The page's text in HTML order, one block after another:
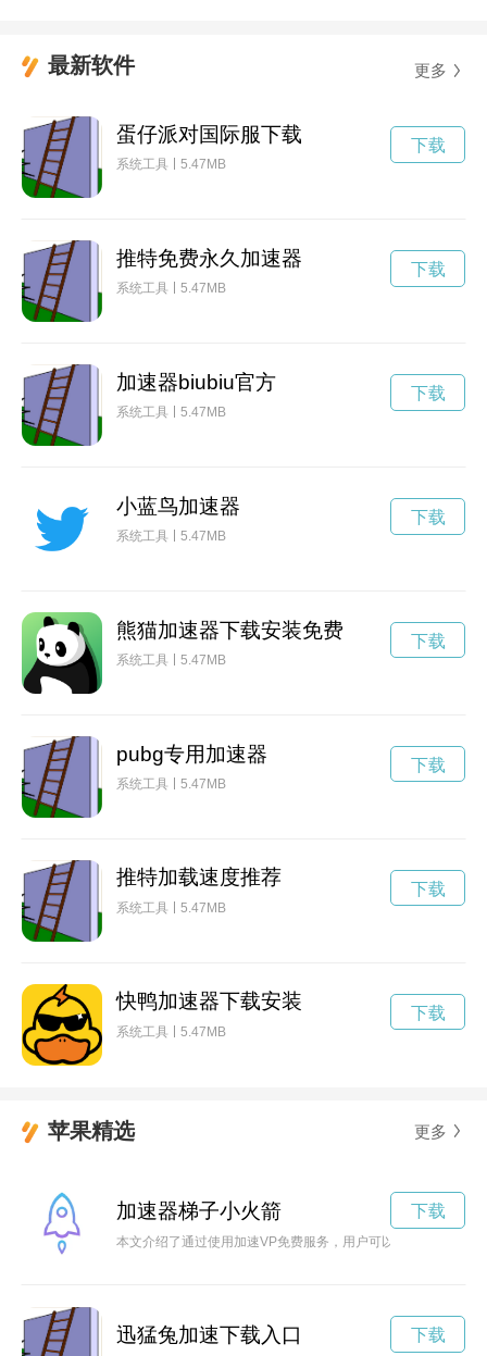
最新软件 更多
蛋仔派对国际服下载
系统工具 5.47MB
下载
推特免费永久加速器
系统工具 5.47MB
下载
加速器biubiu官方
系统工具 5.47MB
下载
小蓝鸟加速器
系统工具 5.47MB
下载
熊猫加速器下载安装免费
系统工具 5.47MB
下载
pubg专用加速器
系统工具 5.47MB
下载
推特加载速度推荐
系统工具 5.47MB
下载
快鸭加速器下载安装
系统工具 5.47MB
下载
苹果精选 更多
加速器梯子小火箭
本文介绍了通过使用加速VP免费服务，用户可以畅享无限网络
下载
迅猛兔加速下载入口 下载